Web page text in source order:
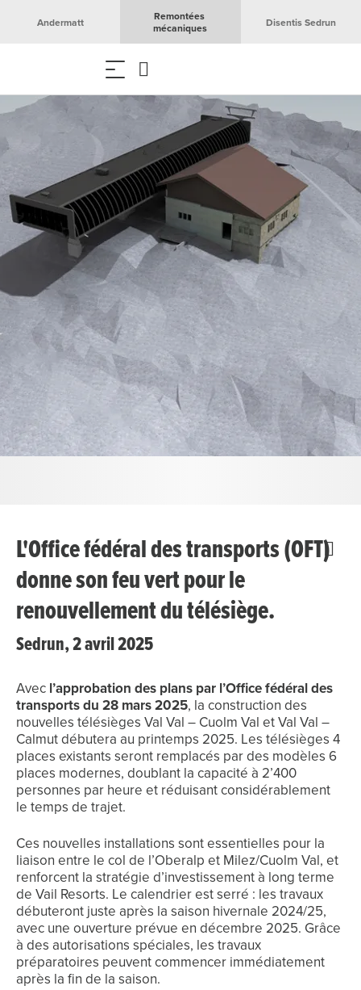
Andermatt
Remontées
mécaniques
Disentis Sedrun
L'Office fédéral des transports (OFT)
donne son feu vert pour le
renouvellement du télésiège.
Sedrun, 2 avril 2025
Avec l’approbation des plans par l’Office fédéral des
transports du 28 mars 2025, la construction des
nouvelles télésièges Val Val – Cuolm Val et Val Val –
Calmut débutera au printemps 2025. Les télésièges 4
places existants seront remplacés par des modèles 6
places modernes, doublant la capacité à 2’400
personnes par heure et réduisant considérablement
le temps de trajet.
Ces nouvelles installations sont essentielles pour la
liaison entre le col de l’Oberalp et Milez/Cuolm Val, et
renforcent la stratégie d’investissement à long terme
de Vail Resorts. Le calendrier est serré : les travaux
débuteront juste après la saison hivernale 2024/25,
avec une ouverture prévue en décembre 2025. Grâce
à des autorisations spéciales, les travaux
préparatoires peuvent commencer immédiatement
après la fin de la saison.